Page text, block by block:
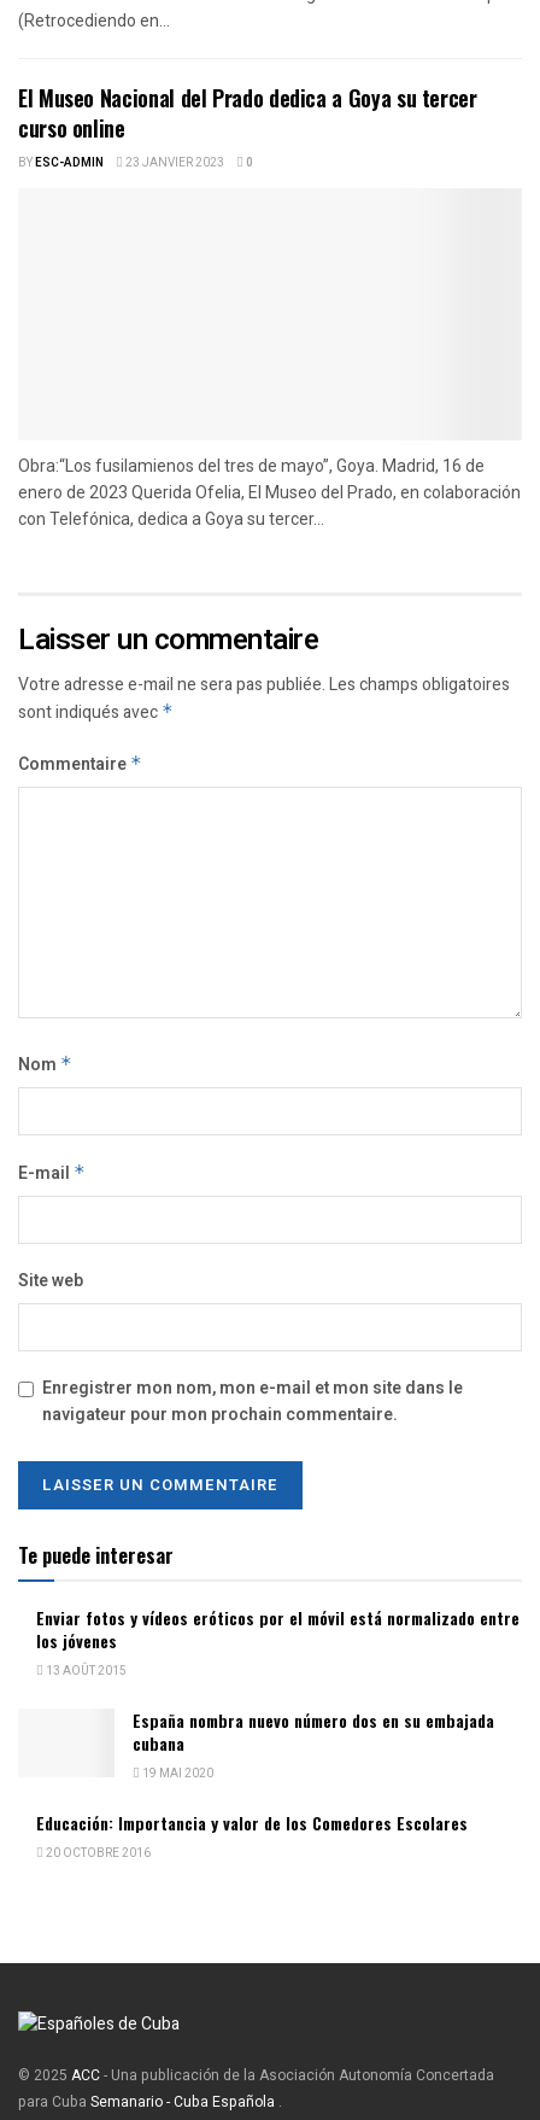
(Retrocediendo en...
El Museo Nacional del Prado dedica a Goya su tercer
curso online
BYESC-ADMIN 23 JANVIER 2023 0
Obra:“Los fusilamienos del tres de mayo”, Goya. Madrid, 16 de
enero de 2023 Querida Ofelia, El Museo del Prado, en colaboración
con Telefónica, dedica a Goya su tercer...
Laisser un commentaire
Votre adresse e-mail ne sera pas publiée.Les champs obligatoires
sont indiqués avec *
Commentaire *
Nom *
E-mail *
Site web
Enregistrer mon nom, mon e-mail et mon site dans le
navigateur pour mon prochain commentaire.
Te puede interesar
Enviar fotos y vídeos eróticos por el móvil está normalizado entre
los jóvenes
13 AOÛT 2015
España nombra nuevo número dos en su embajada
cubana
19 MAI 2020
Educación: Importancia y valor de los Comedores Escolares
20 OCTOBRE 2016
© 2025 ACC- Una publicación de la Asociación Autonomía Concertada
para Cuba Semanario - Cuba Española .